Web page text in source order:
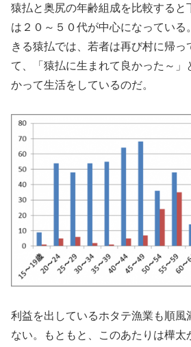
猿払と奥尻の年齢組成を比較すると
は２０～５０代が中心になっている
きる猿払では、若者は再び村に帰っ
て、「猿払に生まれて良かった～」
かって生活をしているのだ。
利益を出しているホタテ漁業も順風
ない。もともと、このあたりは樺太